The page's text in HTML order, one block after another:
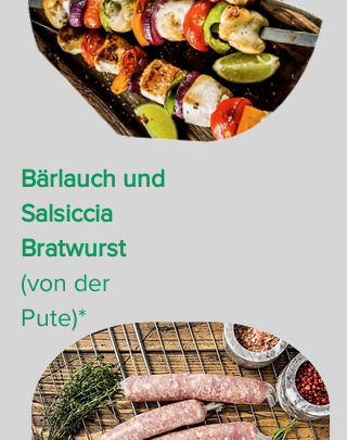
Bärlauch und
Salsiccia
Bratwurst
(von der
Pute)*